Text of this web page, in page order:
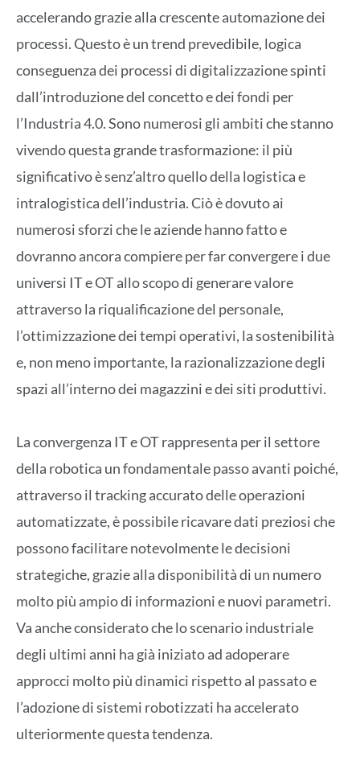
accelerando grazie alla crescente automazione dei
processi. Questo è un trend prevedibile, logica
conseguenza dei processi di digitalizzazione spinti
dall’introduzione del concetto e dei fondi per
l’Industria 4.0. Sono numerosi gli ambiti che stanno
vivendo questa grande trasformazione: il più
significativo è senz’altro quello della logistica e
intralogistica dell’industria. Ciò è dovuto ai
numerosi sforzi che le aziende hanno fatto e
dovranno ancora compiere per far convergere i due
universi IT e OT allo scopo di generare valore
attraverso la riqualificazione del personale,
l’ottimizzazione dei tempi operativi, la sostenibilità
e, non meno importante, la razionalizzazione degli
spazi all’interno dei magazzini e dei siti produttivi.
La convergenza IT e OT rappresenta per il settore
della robotica un fondamentale passo avanti poiché,
attraverso il tracking accurato delle operazioni
automatizzate, è possibile ricavare dati preziosi che
possono facilitare notevolmente le decisioni
strategiche, grazie alla disponibilità di un numero
molto più ampio di informazioni e nuovi parametri.
Va anche considerato che lo scenario industriale
degli ultimi anni ha già iniziato ad adoperare
approcci molto più dinamici rispetto al passato e
l’adozione di sistemi robotizzati ha accelerato
ulteriormente questa tendenza.